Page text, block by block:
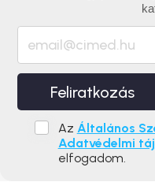
Feliratkozás
Az Általános
Adatvédelmi
elfogadom.